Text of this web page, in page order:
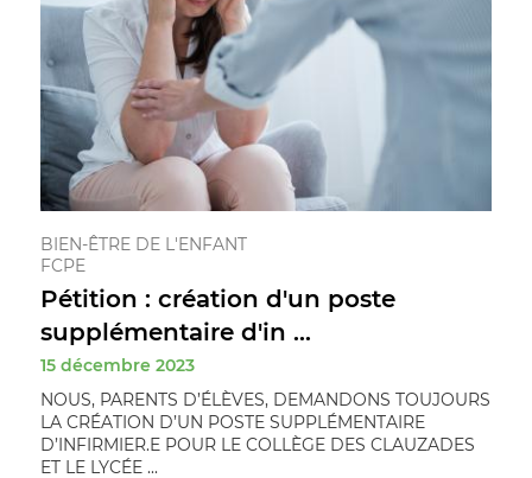
BIEN-ÊTRE DE L'ENFANT
FCPE
Pétition : création d'un poste
supplémentaire d'in ...
15 décembre 2023
NOUS, PARENTS D’ÉLÈVES, DEMANDONS TOUJOURS
LA CRÉATION D’UN POSTE SUPPLÉMENTAIRE
D’INFIRMIER.E POUR LE COLLÈGE DES CLAUZADES
ET LE LYCÉE ...